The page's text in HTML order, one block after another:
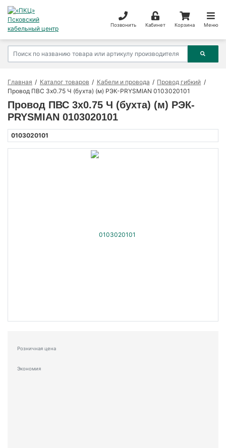
Позвонить Кабинет Корзина Меню
Главная Каталог товаров Кабели и провода
Провод гибкий
Провод ПВС 3х0.75 Ч (бухта) (м) РЭК-PRYSMIAN 0103020101
Провод ПВС 3х0.75 Ч (бухта) (м) РЭК-
PRYSMIAN 0103020101
0103020101
Розничная цена
Экономия